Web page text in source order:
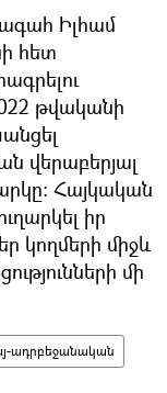
Իլհամ
հետ
թվականի
վերաբերյալ
Հայկական
իր
կողմերի միջև
մի
ադրբեջանական